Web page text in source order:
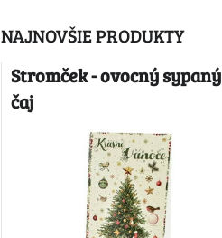
NAJNOVŠIE PRODUKTY
Stromček - ovocný sypaný
čaj